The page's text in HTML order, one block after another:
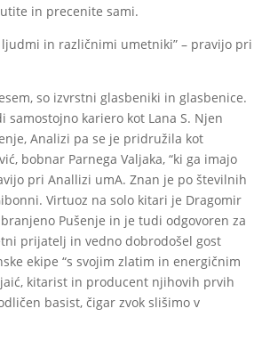
in precenite sami.
in različnimi umetniki” – pravijo pri
so izvrstni glasbeniki in glasbenice.
kariero kot Lana S. Njen
Analizi pa se je pridružila kot
bobnar Parnega Valjaka, “ki ga imajo
pri Anallizi umA. Znan je po številnih
Virtuoz na solo kitari je Dragomir
Pušenje in je tudi odgovoren za
prijatelj in vedno dobrodošel gost
ekipe “s svojim zlatim in energičnim
kitarist in producent njihovih prvih
basist, čigar zvok slišimo v